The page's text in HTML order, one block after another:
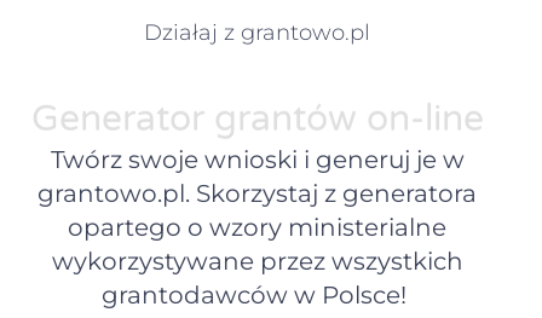
Działaj z grantowo.pl
Generator grantów on-line
Twórz swoje wnioski i generuj je w
grantowo.pl. Skorzystaj z generatora
opartego o wzory ministerialne
wykorzystywane przez wszystkich
grantodawców w Polsce!